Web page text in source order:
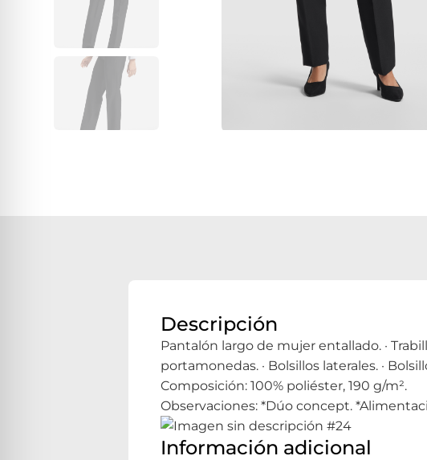
Descripción
Pantalón largo de mujer entallado. ·
portamonedas. · Bolsillos laterales. ·
Composición: 100% poliéster, 190 g/m².
Observaciones: *Dúo concept.
Información adicional